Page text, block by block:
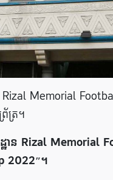
Memorial
រ័ត្រ។
Rizal Memorial
2022″។